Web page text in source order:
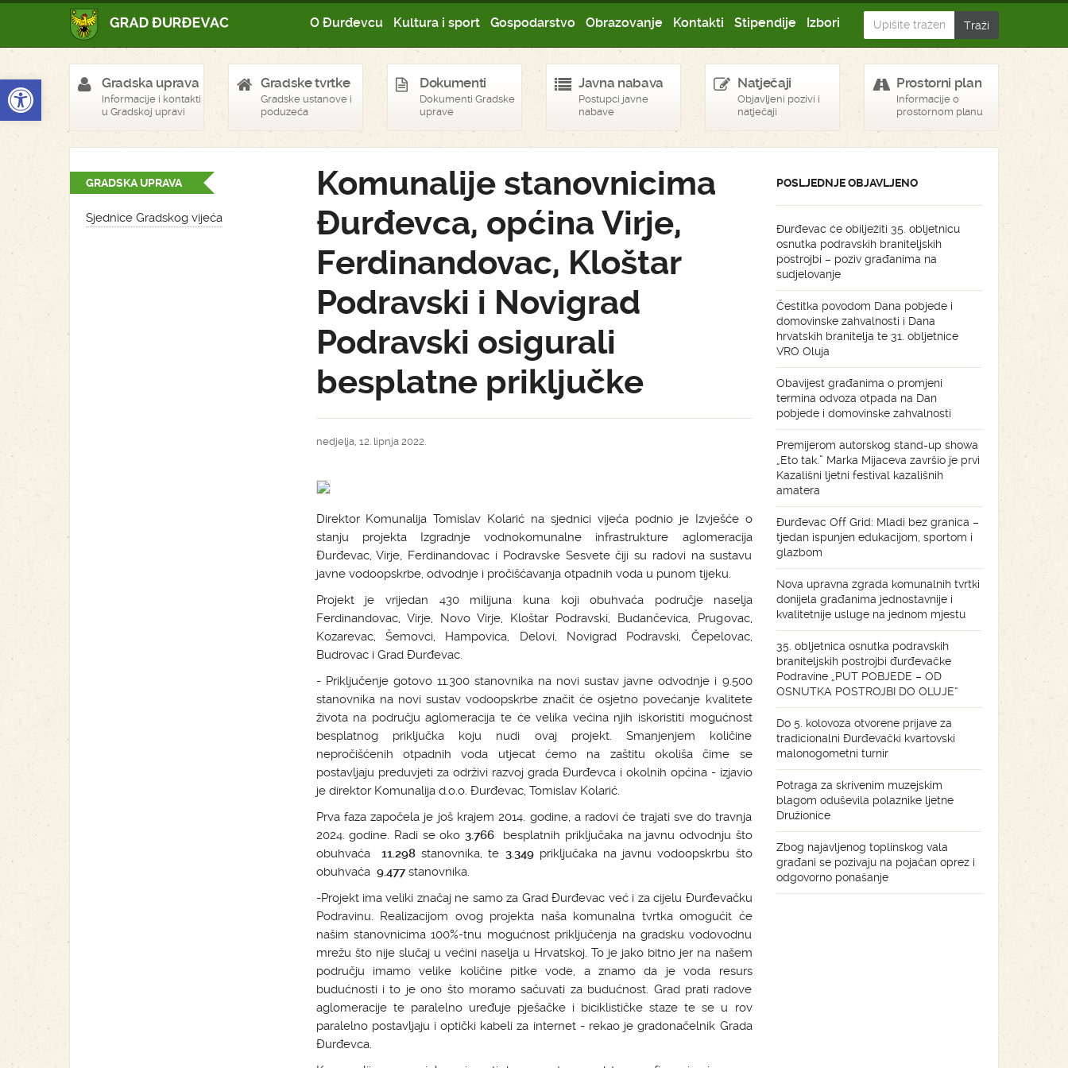
Open toolbar
O Đurđevcu Kultura i sport Gospodarstvo Obrazovanje Kontakti Stipendije Izbori
Gradska uprava
Informacije i kontakti
u Gradskoj upravi
Gradske tvrtke
Gradske ustanove i
poduzeća
Dokumenti
Dokumenti Gradske
uprave
Javna nabava
Postupci javne
nabave
Natječaji
Objavljeni pozivi i
natječaji
Prostorni plan
Informacije o
prostornom planu
GRADSKA UPRAVA
Sjednice Gradskog vijeća
Komunalije stanovnicima
Đurđevca, općina Virje,
Ferdinandovac, Kloštar
Podravski i Novigrad
Podravski osigurali
besplatne priključke
nedjelja, 12. lipnja 2022.
Direktor Komunalija Tomislav Kolarić na sjednici vijeća podnio je Izvješće o
stanju projekta Izgradnje vodnokomunalne infrastrukture aglomeracija
Đurđevac, Virje, Ferdinandovac i Podravske Sesvete čiji su radovi na sustavu
javne vodoopskrbe, odvodnje i pročišćavanja otpadnih voda u punom tijeku.
Projekt je vrijedan 430 milijuna kuna koji obuhvaća područje naselja
Ferdinandovac, Virje, Novo Virje, Kloštar Podravski, Budančevica, Prugovac,
Kozarevac, Šemovci, Hampovica, Delovi, Novigrad Podravski, Čepelovac,
Budrovac i Grad Đurđevac.
- Priključenje gotovo 11.300 stanovnika na novi sustav javne odvodnje i 9.500
stanovnika na novi sustav vodoopskrbe značit će osjetno povećanje kvalitete
života na području aglomeracija te će velika većina njih iskoristiti mogućnost
besplatnog priključka koju nudi ovaj projekt. Smanjenjem količine
nepročišćenih otpadnih voda utjecat ćemo na zaštitu okoliša čime se
postavljaju preduvjeti za održivi razvoj grada Đurđevca i okolnih općina - izjavio
je direktor Komunalija d.o.o. Đurđevac, Tomislav Kolarić.
Prva faza započela je još krajem 2014. godine, a radovi će trajati sve do travnja
2024. godine. Radi se oko 3.766besplatnih priključaka na javnu odvodnju što
obuhvaća
11.298stanovnika, te 3.349priključaka na javnu vodoopskrbu što
obuhvaća 9.477stanovnika.
-Projekt ima veliki značaj ne samo za Grad Đurđevac već i za cijelu Đurđevačku
Podravinu. Realizacijom ovog projekta naša komunalna tvrtka omogućit će
našim stanovnicima 100%-tnu mogućnost priključenja na gradsku vodovodnu
mrežu što nije slučaj u većini naselja u Hrvatskoj. To je jako bitno jer na našem
području imamo velike količine pitke vode, a znamo da je voda resurs
budućnosti i to je ono što moramo sačuvati za budućnost. Grad prati radove
aglomeracije te paralelno uređuje pješačke i biciklističke staze te se u rov
paralelno postavljaju i optički kabeli za internet - rekao je gradonačelnik Grada
Đurđevca.
POSLJEDNJE OBJAVLJENO
Đurđevac će obilježiti 35. obljetnicu
osnutka podravskih braniteljskih
postrojbi – poziv građanima na
sudjelovanje
Čestitka povodom Dana pobjede i
domovinske zahvalnosti i Dana
hrvatskih branitelja te 31. obljetnice
VRO Oluja
Obavijest građanima o promjeni
termina odvoza otpada na Dan
pobjede i domovinske zahvalnosti
Premijerom autorskog stand-up showa
„Eto tak.” Marka Mijaceva završio je prvi
Kazališni ljetni festival kazališnih
amatera
Đurđevac Off Grid: Mladi bez granica –
tjedan ispunjen edukacijom, sportom i
glazbom
Nova upravna zgrada komunalnih tvrtki
donijela građanima jednostavnije i
kvalitetnije usluge na jednom mjestu
35. obljetnica osnutka podravskih
braniteljskih postrojbi đurđevačke
Podravine „PUT POBJEDE – OD
OSNUTKA POSTROJBI DO OLUJE“
Do 5. kolovoza otvorene prijave za
tradicionalni Đurđevački kvartovski
malonogometni turnir
Potraga za skrivenim muzejskim
blagom oduševila polaznike ljetne
Družionice
Zbog najavljenog toplinskog vala
građani se pozivaju na pojačan oprez i
odgovorno ponašanje